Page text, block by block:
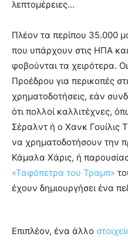
λεπτομέρειες…
Πλέον τα περίπου 35.000
που υπάρχουν στις ΗΠΑ
φοβούνται τα χειρότερα.
Προέδρου για περικοπές
χρηματοδοτήσεις, εάν
ότι πολλοί καλλιτέχνες,
Σέραλντ ή ο Χανκ Γουίλις
να χρηματοδοτήσουν την
Κάμαλα Χάρις, ή
«Ταφόπετρα του Τραμπ»
έχουν δημιουργήσει ένα
Επιπλέον, ένα άλλο